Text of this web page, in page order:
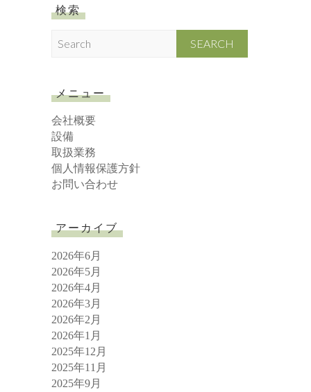
検索
c
h
メニュー
会社概要
設備
取扱業務
個人情報保護方針
お問い合わせ
アーカイブ
2026年6月
2026年5月
2026年4月
2026年3月
2026年2月
2026年1月
2025年12月
2025年11月
2025年9月